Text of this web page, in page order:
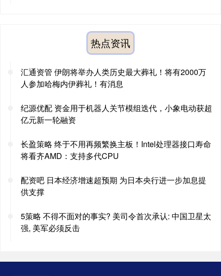
热点资讯
汇通资管 伊朗将举办人类历史最大葬礼！将有2000万
人参加哈梅内伊葬礼！有消息
纪源优配 资金用于机器人关节模组迭代，小象电动获超
亿元新一轮融资
长盈策略 终于不用再频繁换主板！Intel处理器接口寿命
将看齐AMD：支持多代CPU
配资吧 日本经济增速超预期 为日本央行进一步加息提
供支撑
5策略 不得不面对的事实? 美司令首次承认: 中国卫星太
强, 美军必须反击